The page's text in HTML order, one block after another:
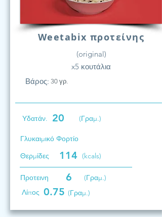
Weetabix προτείνης
(original)
x5 κουτάλια
Βάρος: 30 γρ.
Υδατάν. 20 (Γραμ.)
Γλυκαιμικό Φορτίο
Θερμίδες
114 (kcals)
Προτεινη 6
(Γραμ.)
Λίπος 0.75 (Γραμ.)